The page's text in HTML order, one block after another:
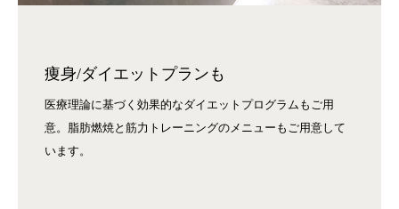
痩身/ダイエットプランも
医療理論に基づく効果的なダイエットプログラムもご用
意。脂肪燃焼と筋力トレーニングのメニューもご用意して
います。